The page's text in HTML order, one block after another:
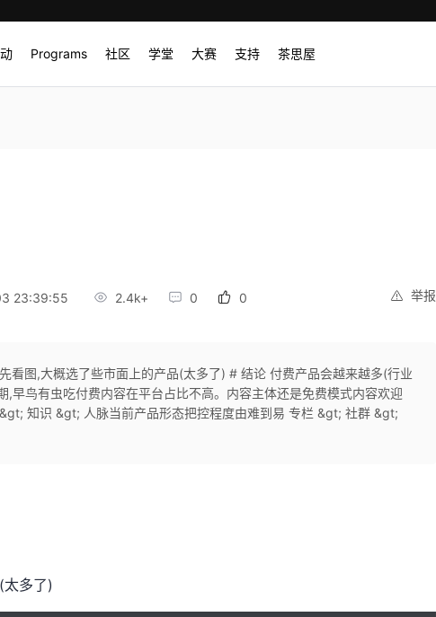
Programs 社区 学堂 大赛 支持 茶思屋
举报
23:39:55 2.4k+ 0 0
看图,大概选了些市面上的产品(太多了) # 结论 付费产品会越来越多(行业
,早鸟有虫吃付费内容在平台占比不高。内容主体还是免费模式内容欢迎
知识 &gt; 人脉当前产品形态把控程度由难到易 专栏 &gt; 社群 &gt;
多了)